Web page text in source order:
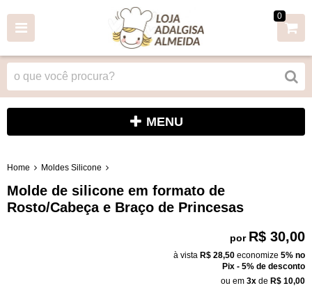
0
MENU
Home Moldes Silicone
Molde de silicone em formato de
Rosto/Cabeça e Braço de Princesas
por R$ 30,00
à vista R$ 28,50 economize 5% no
Pix - 5% de desconto
ou em 3x de R$ 10,00